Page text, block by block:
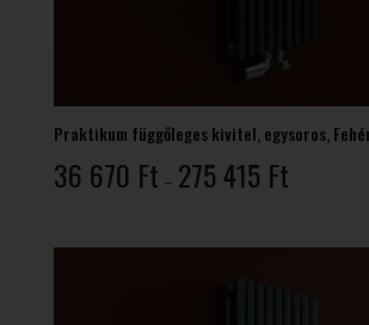
Praktikum függőleges kivitel, egysoros,
36 670 Ft – 275 415 Ft36
-